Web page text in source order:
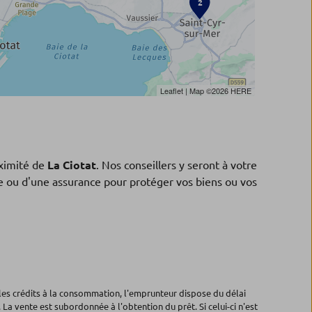
2
Leaflet | Map ©2026 HERE
de La Ciotat. Nos conseillers y seront à votre
d'une assurance pour protéger vos biens ou vos
crédits à la consommation, l'emprunteur dispose du délai
vente est subordonnée à l'obtention du prêt. Si celui-ci n'est